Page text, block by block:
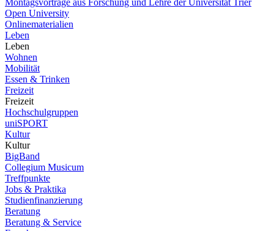
Montagsvorträge aus Forschung und Lehre der Universität Trier
Open University
Onlinematerialien
Leben
Leben
Wohnen
Mobilität
Essen & Trinken
Freizeit
Freizeit
Hochschulgruppen
uniSPORT
Kultur
Kultur
BigBand
Collegium Musicum
Treffpunkte
Jobs & Praktika
Studienfinanzierung
Beratung
Beratung & Service